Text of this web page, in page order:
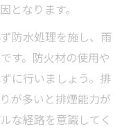
となります。
防水処理を施し、雨
す。防火材の使用や
に行いましょう。排
が多いと排煙能力が
な経路を意識してく